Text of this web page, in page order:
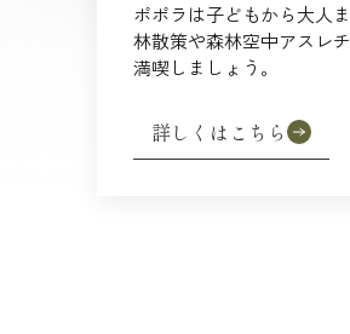
ポポラは子どもから大人
林散策や森林空中アスレ
満喫しましょう。
詳しくはこちら